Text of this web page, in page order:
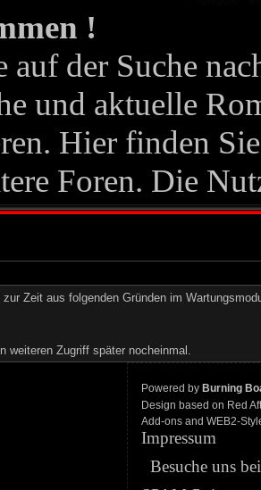
!
auf der Suche
und aktuelle
Hier finden
Foren. Die
Zeit aus folgenden Gründen im
weiteren Zugriff später nocheinmal.
Powered by Burning
Design based on Red
Add-ons and WEB2-
Impressum
Besuche uns